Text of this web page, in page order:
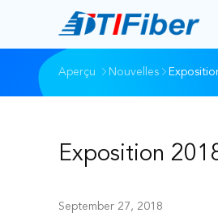
Aperçu Nouvelles
Exposition
September 27, 2018